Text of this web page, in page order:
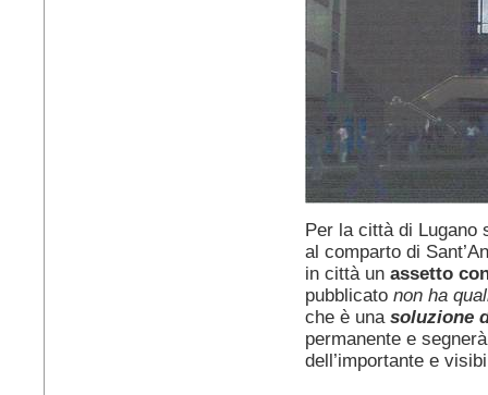
Per la città di Lugano
al comparto di
in città un assetto
pubblicato non ha
che è una soluzione
permanente e
dell’importante e